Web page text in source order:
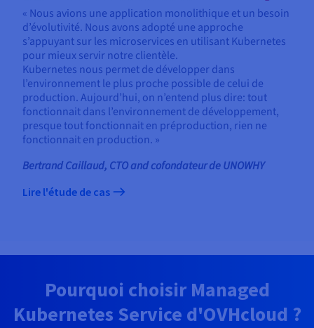
« Nous avions une application monolithique et un besoin
d’évolutivité. Nous avons adopté une approche
s’appuyant sur les microservices en utilisant Kubernetes
pour mieux servir notre clientèle.
Kubernetes nous permet de développer dans
l’environnement le plus proche possible de celui de
production. Aujourd’hui, on n’entend plus dire: tout
fonctionnait dans l’environnement de développement,
presque tout fonctionnait en préproduction, rien ne
fonctionnait en production. »
Bertrand Caillaud, CTO and cofondateur de UNOWHY
Lire l'étude de cas
Pourquoi choisir Managed
Kubernetes Service d'OVHcloud ?